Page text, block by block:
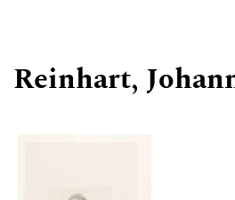
Reinhart,